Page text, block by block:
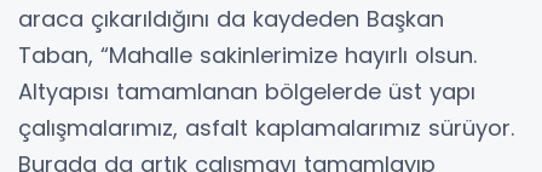
araca çıkarıldığını da kaydeden Başkan
Taban, “Mahalle sakinlerimize hayırlı olsun.
Altyapısı tamamlanan bölgelerde üst yapı
çalışmalarımız, asfalt kaplamalarımız sürüyor.
Burada da artık çalışmayı tamamlayıp